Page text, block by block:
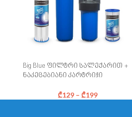
Big Blue ფილტრი სალექარით +
ნაკეცებიანი კარტრიჯი
₾129 – ₾199